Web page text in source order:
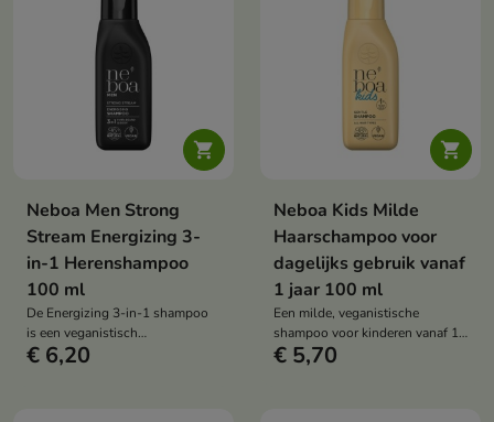

Neboa Men Strong
Stream Energizing 3-
in-1 Herenshampoo
100 ml
De Energizing 3-in-1 shampoo
is een veganistisch
cosmeticaproduct voor mannen
€ 6,20

Neboa Kids Milde
Haarschampoo voor
dagelijks gebruik vanaf
1 jaar 100 ml
Een milde, veganistische
shampoo voor kinderen vanaf 1
jaar die het haar zacht reinigt,
€ 5,70